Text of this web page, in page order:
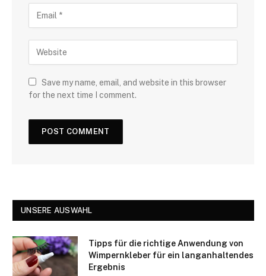
Save my name, email, and website in this browser
for the next time I comment.
UNSERE AUSWAHL
Tipps für die richtige Anwendung von
Wimpernkleber für ein langanhaltendes
Ergebnis